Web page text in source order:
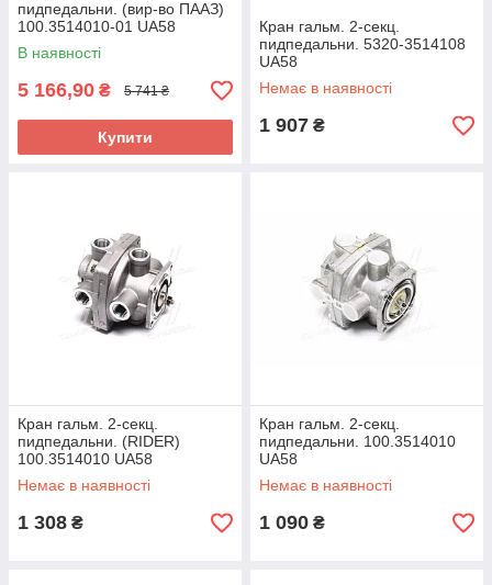
пидпедальни. (вир-во ПААЗ)
100.3514010-01 UA58
В наявності
5 166,90 ₴ 5 741 ₴
Купити
Кран гальм. 2-секц.
пидпедальни. 5320-3514108
UA58
Немає в наявності
1 907 ₴
Кран гальм. 2-секц.
пидпедальни. (RIDER)
100.3514010 UA58
Немає в наявності
1 308 ₴
Кран гальм. 2-секц.
пидпедальни. 100.3514010
UA58
Немає в наявності
1 090 ₴